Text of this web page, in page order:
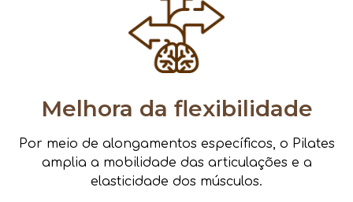
Melhora da flexibilidade
Por meio de alongamentos específicos, o Pilates
amplia a mobilidade das articulações e a
elasticidade dos músculos.